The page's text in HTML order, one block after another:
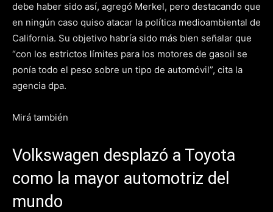
debe haber sido así, agregó Merkel, pero destacando que
en ningún caso quiso atacar la política medioambiental de
California. Su objetivo habría sido más bien señalar que
“con los estrictos límites para los motores de gasoil se
ponía todo el peso sobre un tipo de automóvil”, cita la
agencia dpa.
Mirá también
Volkswagen desplazó a Toyota
como la mayor automotriz del
mundo